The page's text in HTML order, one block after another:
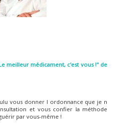
meilleur médicament, c'est vous !" de
vous donner l ordonnance que je n
et vous confier la méthode
par vous-même !